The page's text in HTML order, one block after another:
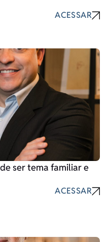
ACESSAR
ser tema familiar e
ACESSAR